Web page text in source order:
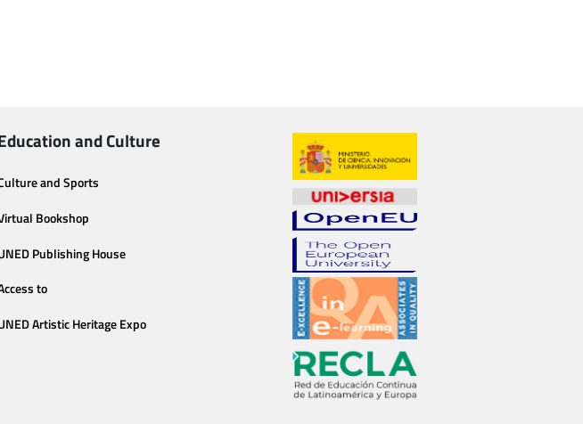
and Culture
and Sports
Bookshop
Publishing House
to
Artistic Heritage Expo